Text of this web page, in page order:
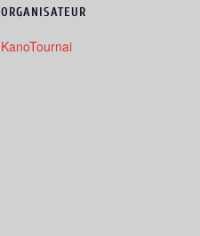
ORGANISATEUR
KanoTournai